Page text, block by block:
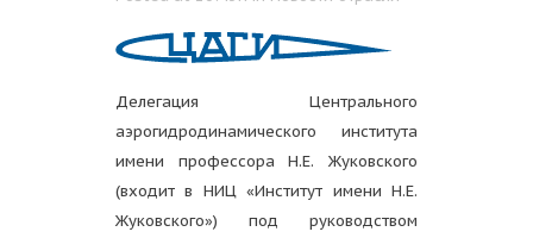
Делегация Центрального
аэрогидродинамического института
имени профессора Н.Е. Жуковского
(входит в НИЦ «Институт имени Н.Е.
Жуковского») под руководством